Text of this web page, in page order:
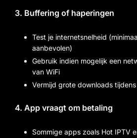
3. Buffering of haperingen
Test je internetsnelheid
aanbevolen)
Gebruik indien mogelijk een
van WiFi
Vermijd grote downloads
4. App vraagt om betaling
Sommige apps zoals Hot IPTV